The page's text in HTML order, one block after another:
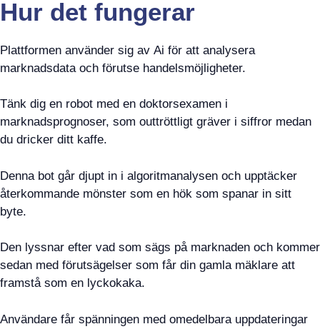
Hur det fungerar
Plattformen använder sig av Ai för att analysera
marknadsdata och förutse handelsmöjligheter.
Tänk dig en robot med en doktorsexamen i
marknadsprognoser, som outtröttligt gräver i siffror medan
du dricker ditt kaffe.
Denna bot går djupt in i algoritmanalysen och upptäcker
återkommande mönster som en hök som spanar in sitt
byte.
Den lyssnar efter vad som sägs på marknaden och kommer
sedan med förutsägelser som får din gamla mäklare att
framstå som en lyckokaka.
Användare får spänningen med omedelbara uppdateringar